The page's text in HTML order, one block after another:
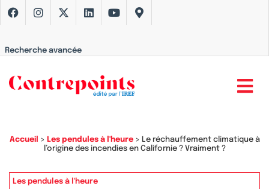
Recherche avancée
Accueil > Les pendules à l'heure> Le réchauffement climatique à
l’origine des incendies en Californie ? Vraiment ?
Les pendules à l'heure